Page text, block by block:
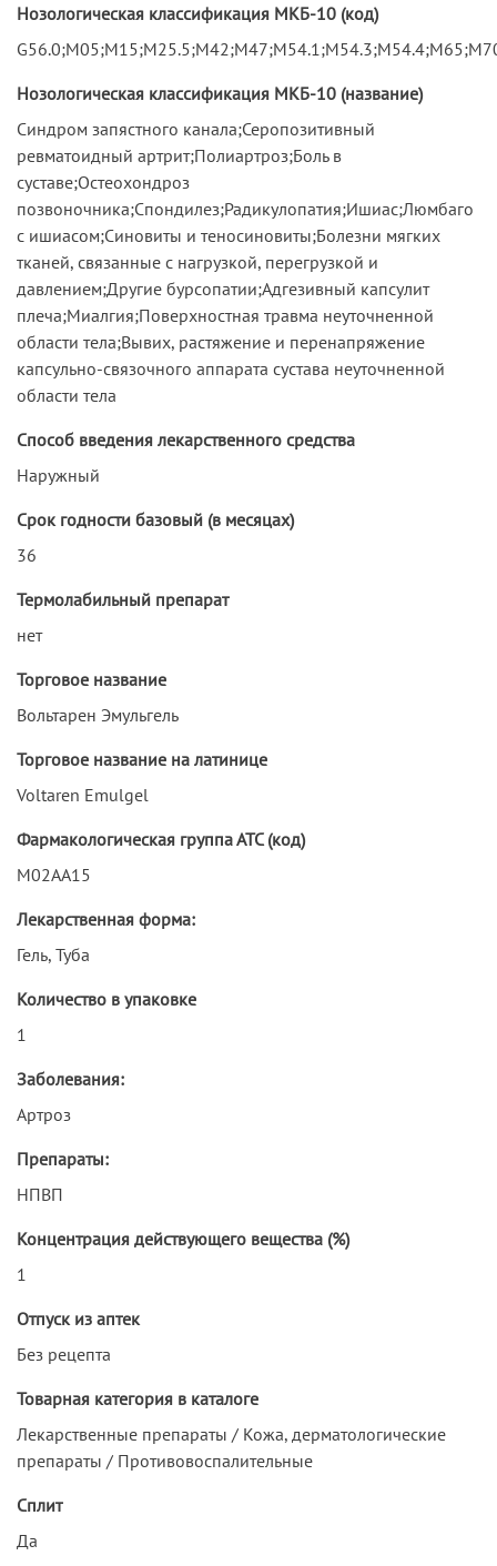
Нозологическая классификация МКБ-10 (код)
Нозологическая классификация МКБ-10 (название)
Синдром запястного канала;Серопозитивный
ревматоидный артрит;Полиартроз;Боль в
суставе;Остеохондроз
позвоночника;Спондилез;Радикулопатия;Ишиас;Люмбаго
с ишиасом;Синовиты и теносиновиты;Болезни мягких
тканей, связанные с нагрузкой, перегрузкой и
давлением;Другие бурсопатии;Адгезивный капсулит
плеча;Миалгия;Поверхностная травма неуточненной
области тела;Вывих, растяжение и перенапряжение
капсульно-связочного аппарата сустава неуточненной
области тела
Способ введения лекарственного средства
Наружный
Срок годности базовый (в месяцах)
36
Термолабильный препарат
нет
Торговое название
Вольтарен Эмульгель
Торговое название на латинице
Voltaren Emulgel
Фармакологическая группа АТС (код)
M02AA15
Лекарственная форма:
Гель, Туба
Количество в упаковке
1
Заболевания:
Артроз
Препараты:
НПВП
Концентрация действующего вещества (%)
1
Отпуск из аптек
Без рецепта
Товарная категория в каталоге
Лекарственные препараты / Кожа, дерматологические
препараты / Противовоспалительные
Сплит
Да